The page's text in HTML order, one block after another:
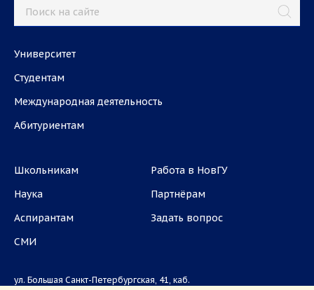
Университет
Студентам
Международная деятельность
Абитуриентам
Школьникам
Наука
Аспирантам
СМИ
Работа в НовГУ
Партнёрам
Задать вопрос
ул. Большая Санкт-Петербургская, 41, каб.